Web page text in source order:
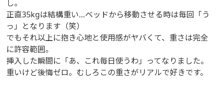
し。
正直35kgは結構重い…ベッドから移動させる時は毎回「う
っ」となります（笑）
でもそれ以上に抱き心地と使用感がヤバくて、重さは完全
に許容範囲。
挿入した瞬間に「あ、これ毎日使うわ」ってなりました。
重いけど後悔ゼロ。むしろこの重さがリアルで好きです。